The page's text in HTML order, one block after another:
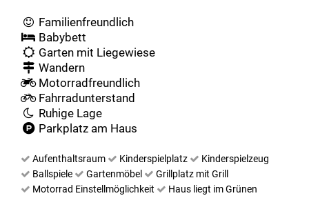
Familienfreundlich
Babybett
Garten mit Liegewiese
Wandern
Motorradfreundlich
Fahrradunterstand
Ruhige Lage
Parkplatz am Haus
Aufenthaltsraum Kinderspielplatz
Kinderspielzeug
Ballspiele
Gartenmöbel
Grillplatz mit Grill
Motorrad Einstellmöglichkeit
Haus liegt im Grünen